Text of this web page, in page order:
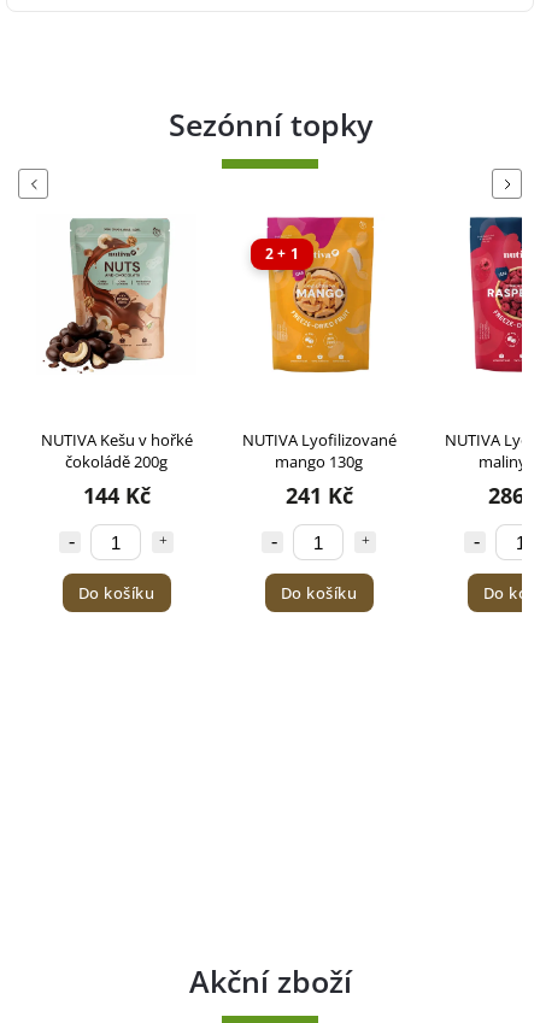
Sezónní topky
Previous
2 + 1
NUTIVA Lyofilizované
mango 130g
241 Kč
Do košíku
NUTIVA Lyofilizované
maliny 130g
286 Kč
Do košíku
2 + 1
NUTIVA
jahody
229
Do
Next
Akční zboží